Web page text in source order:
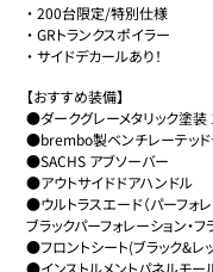
・200台限定/特別仕様
・GRトランクスポイラー
・サイドデカールあり！
【おすすめ装備】
●ダークグレーメタリック塗
●brembo製ベンチレーテッド
●SACHS アブソーバー
●アウトサイドドアハンドル
●ウルトラスエード（パーフォ
ブラックパーフォレーション・フ
●フロントシート(ブラック&レ
●インストルメントパネルモー